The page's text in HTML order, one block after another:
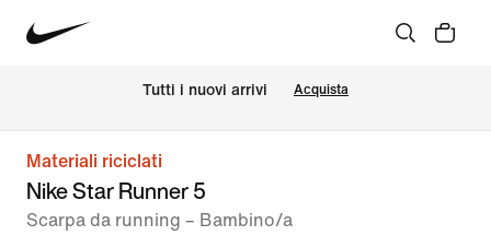
Tutti i nuovi arrivi Acquista
Materiali riciclati
Nike Star Runner 5
Scarpa da running – Bambino/a